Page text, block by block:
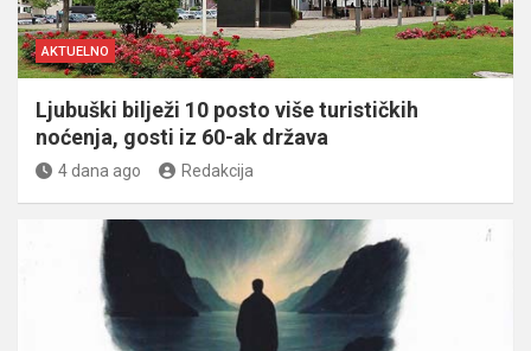
AKTUELNO
Ljubuški bilježi 10 posto više turističkih
noćenja, gosti iz 60-ak država
4 dana ago Redakcija